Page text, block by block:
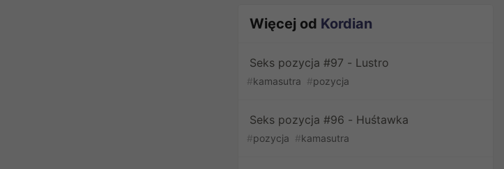
Więcej od Kordian
Seks pozycja #97 - Lustro
#kamasutra #pozycja
Seks pozycja #96 - Huśtawka
#pozycja #kamasutra